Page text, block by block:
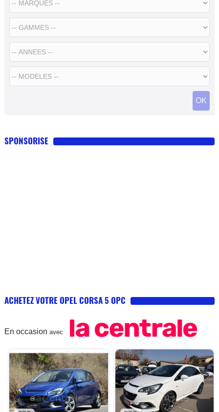
SPONSORISE
ACHETEZ VOTRE OPEL CORSA 5 OPC
En occasion avec